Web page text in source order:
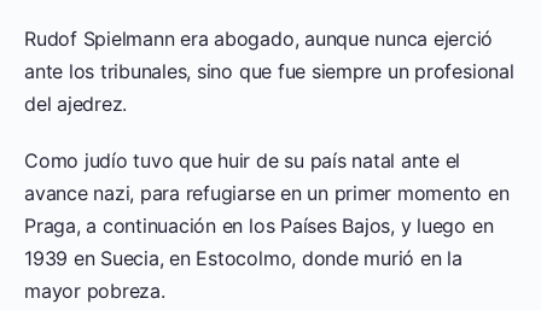
Rudof Spielmann era abogado, aunque nunca ejerció
ante los tribunales, sino que fue siempre un profesional
del ajedrez.
Como judío tuvo que huir de su país natal ante el
avance nazi, para refugiarse en un primer momento en
Praga, a continuación en los Países Bajos, y luego en
1939 en Suecia, en Estocolmo, donde murió en la
mayor pobreza.